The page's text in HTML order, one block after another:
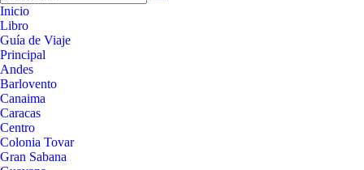
Inicio
Libro
Guía de Viaje
Principal
Andes
Barlovento
Canaima
Caracas
Centro
Colonia Tovar
Gran Sabana